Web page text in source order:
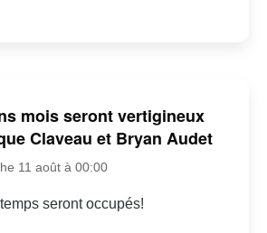
mois seront vertigineux
Claveau et Bryan Audet
11 août à 00:00
seront occupés!